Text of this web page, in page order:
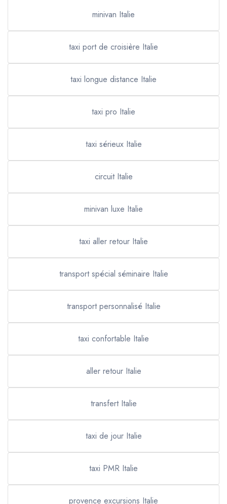
minivan Italie
taxi port de croisière Italie
taxi longue distance Italie
taxi pro Italie
taxi sérieux Italie
circuit Italie
minivan luxe Italie
taxi aller retour Italie
transport spécial séminaire Italie
transport personnalisé Italie
taxi confortable Italie
aller retour Italie
transfert Italie
taxi de jour Italie
taxi PMR Italie
provence excursions Italie